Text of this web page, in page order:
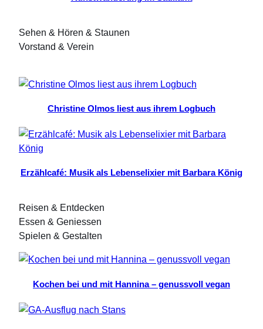
Sehen & Hören & Staunen
Vorstand & Verein
Christine Olmos liest aus ihrem Logbuch
Erzählcafé: Musik als Lebenselixier mit Barbara König
Reisen & Entdecken
Essen & Geniessen
Spielen & Gestalten
Kochen bei und mit Hannina – genussvoll vegan